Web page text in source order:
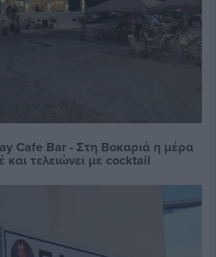
Cafe Bar - Στη Βοκαριά η μέρα
και τελειώνει με cocktail